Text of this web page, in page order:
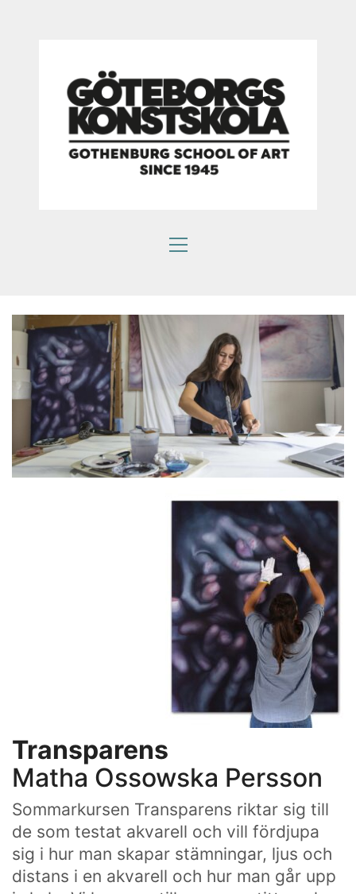
Transparens
Matha Ossowska Persson
Sommarkursen Transparens riktar sig till
de som testat akvarell och vill fördjupa
sig i hur man skapar stämningar, ljus och
distans i en akvarell och hur man går upp